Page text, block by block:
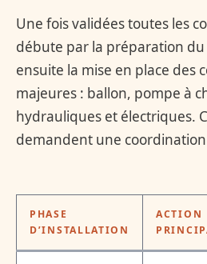
Une fois validées toutes les
débute par la préparation
ensuite la mise en place des
majeures : ballon, pompe à
hydrauliques et électriques.
demandent une
PHASE
D’INSTALLATION
ACTION